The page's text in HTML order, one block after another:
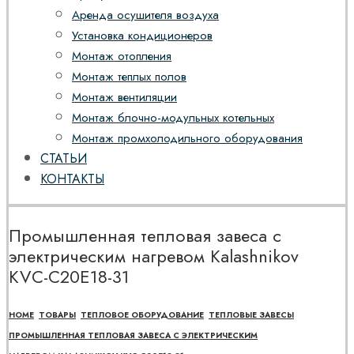
Аренда осушителя воздуха
Установка кондиционеров
Монтаж отопления
Монтаж теплых полов
Монтаж вентиляции
Монтаж блочно-модульных котельных
Монтаж промхолодильного оборудования
СТАТЬИ
КОНТАКТЫ
Промышленная тепловая завеса с
электрическим нагревом Kalashnikov
KVС-C20E18-31
HOME ТОВАРЫ ТЕПЛОВОЕ ОБОРУДОВАНИЕ ТЕПЛОВЫЕ ЗАВЕСЫ
ПРОМЫШЛЕННАЯ ТЕПЛОВАЯ ЗАВЕСА С ЭЛЕКТРИЧЕСКИМ